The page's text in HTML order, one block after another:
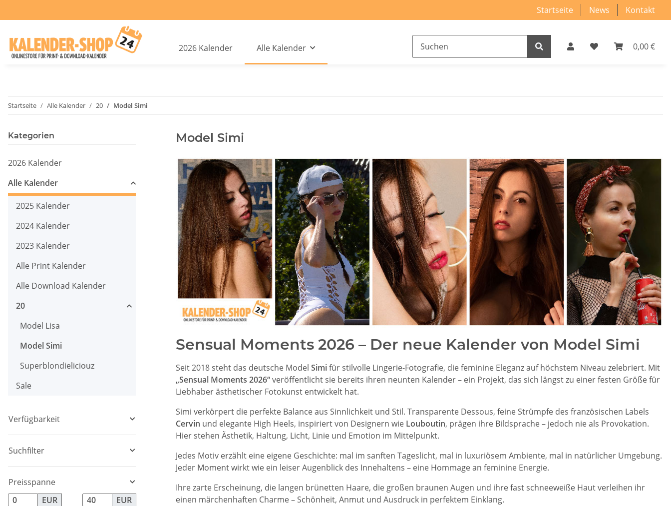
Startseite News Kontakt
0,00 €
2026 Kalender Alle Kalender
Startseite Alle Kalender 20 Model Simi
Model Simi
Sensual Moments 2026 – Der neue Kalender von Model Simi
Seit 2018 steht das deutsche Model Simifür stilvolle Lingerie-Fotografie, die feminine Eleganz auf höchstem Niveau zelebriert. Mit
„Sensual Moments 2026“veröffentlicht sie bereits ihren neunten Kalender – ein Projekt, das sich längst zu einer festen Größe für
Liebhaber ästhetischer Fotokunst entwickelt hat.
Simi verkörpert die perfekte Balance aus Sinnlichkeit und Stil. Transparente Dessous, feine Strümpfe des französischen Labels
Cervin und elegante High Heels, inspiriert von Designern wie Louboutin, prägen ihre Bildsprache – jedoch nie als Provokation.
Hier stehen Ästhetik, Haltung, Licht, Linie und Emotion im Mittelpunkt.
Jedes Motiv erzählt eine eigene Geschichte: mal im sanften Tageslicht, mal in luxuriösem Ambiente, mal in natürlicher Umgebung.
Jeder Moment wirkt wie ein leiser Augenblick des Innehaltens – eine Hommage an feminine Energie.
Ihre zarte Erscheinung, die langen brünetten Haare, die großen braunen Augen und ihre fast schneeweiße Haut verleihen ihr
einen märchenhaften Charme – Schönheit, Anmut und Ausdruck in perfektem Einklang.
Kategorien
2026 Kalender
Alle Kalender
2025 Kalender
2024 Kalender
2023 Kalender
Alle Print Kalender
Alle Download Kalender
20
Model Lisa
Model Simi
Superblondieliciouz
Sale
Verfügbarkeit
Suchfilter
Preisspanne
EUR
EUR